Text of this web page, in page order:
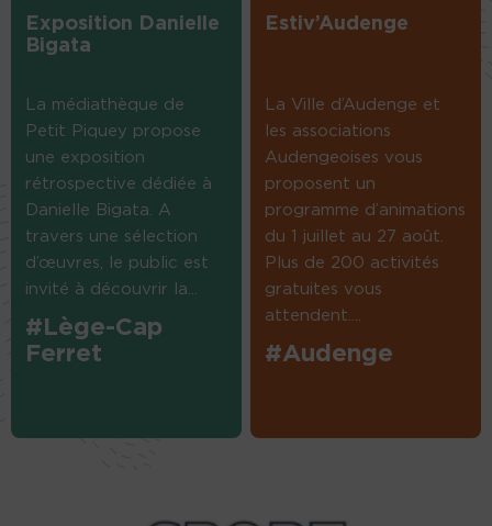
Exposition Danielle
Bigata
La médiathèque de
Petit Piquey propose
une exposition
rétrospective dédiée à
Danielle Bigata. A
travers une sélection
d’œuvres, le public est
invité à découvrir la...
#Lège-Cap
Ferret
Estiv’Audenge
La Ville d’Audenge et
les associations
Audengeoises vous
proposent un
programme d’animations
du 1 juillet au 27 août.
Plus de 200 activités
gratuites vous
attendent....
#Audenge